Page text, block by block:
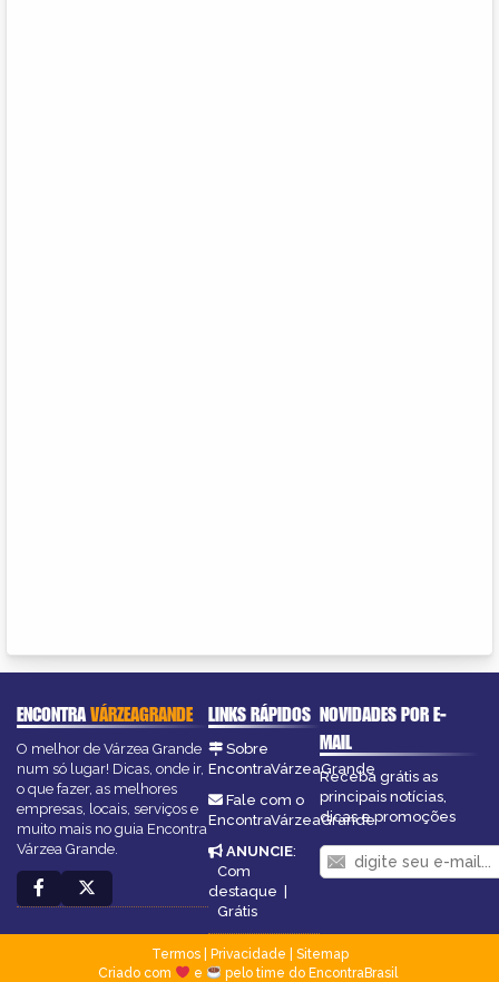
ENCONTRAVÁRZEAGRANDE
O melhor de Várzea Grande
num só lugar! Dicas, onde ir,
o que fazer, as melhores
empresas, locais, serviços e
muito mais no guia Encontra
Várzea Grande.
LINKS RÁPIDOS
Sobre
EncontraVárzeaGrande
Fale com o
EncontraVárzeaGrande
ANUNCIE:
Com
destaque |
Grátis
NOVIDADES POR E-
MAIL
Receba grátis as
principais notícias,
dicas e promoções
Termos| Privacidade
Sitemap
Criado com
e pelo time do EncontraBrasil